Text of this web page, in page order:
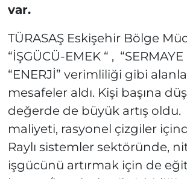
var.
TÜRASAŞ Eskişehir Bölge
“İŞGÜCÜ-EMEK “ , “SERMAYE
“ENERJİ” verimliliği gibi
mesafeler aldı. Kişi başına
değerde de büyük artış oldu.
maliyeti, rasyonel çizgiler
Raylı sistemler sektöründe,
işgücünü artırmak için de